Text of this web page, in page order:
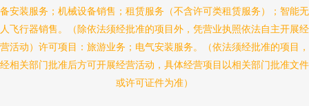
备安装服务；机械设备销售；租赁服务（不含许可类租赁服务）；智能无
人飞行器销售。（除依法须经批准的项目外，凭营业执照依法自主开展经
营活动）许可项目：旅游业务；电气安装服务。（依法须经批准的项目，
经相关部门批准后方可开展经营活动，具体经营项目以相关部门批准文件
或许可证件为准）